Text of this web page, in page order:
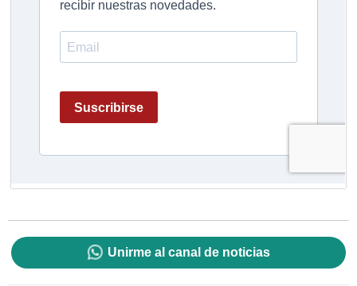
Unirme al canal de noticias